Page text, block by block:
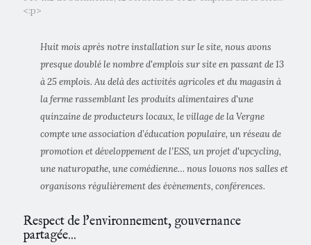
<:p>
Huit mois après notre installation sur le site, nous avons
presque doublé le nombre d'emplois sur site en passant de 13
à 25 emplois. Au delà des activités agricoles et du magasin à
la ferme rassemblant les produits alimentaires d'une
quinzaine de producteurs locaux, le village de la Vergne
compte une association d’éducation populaire, un réseau de
promotion et développement de l’ESS, un projet d'upcycling,
une naturopathe, une comédienne… nous louons nos salles et
organisons régulièrement des évènements, conférences.
Respect de l'environnement, gouvernance
partagée...